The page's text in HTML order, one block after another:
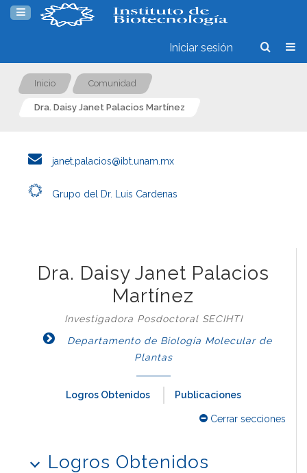
Iniciar sesión
Inicio Comunidad
Dra. Daisy Janet Palacios Martínez
janet.palacios@ibt.unam.mx
Grupo del Dr. Luis Cardenas
Dra. Daisy Janet Palacios
Martínez
Investigadora Posdoctoral SECIHTI
Departamento de Biología Molecular de
Plantas
Logros Obtenidos Publicaciones
Cerrar secciones
Logros Obtenidos